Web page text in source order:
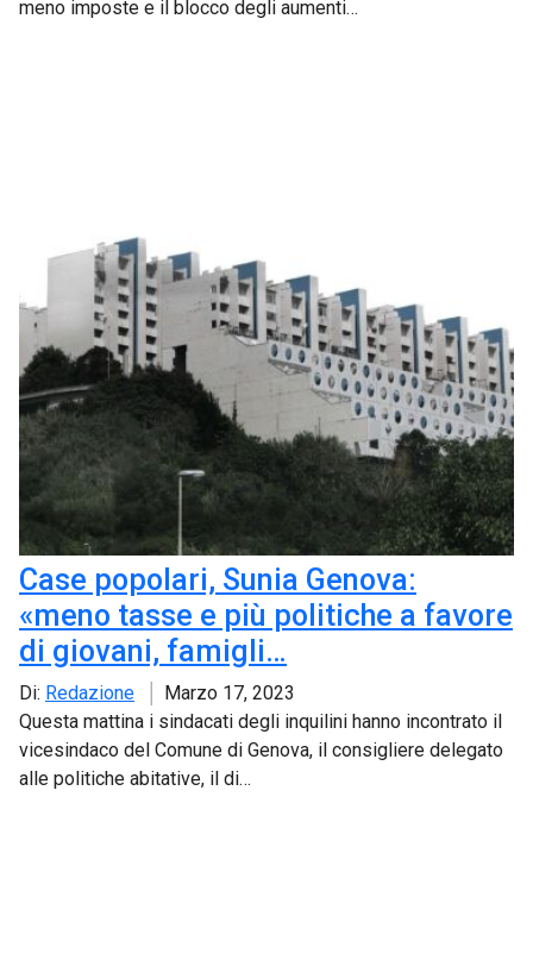
meno imposte e il blocco degli aumenti…
Case popolari, Sunia Genova:
«meno tasse e più politiche a favore
di giovani, famigli…
Di: Redazione
Marzo 17, 2023
Questa mattina i sindacati degli inquilini hanno incontrato il
vicesindaco del Comune di Genova, il consigliere delegato
alle politiche abitative, il di…